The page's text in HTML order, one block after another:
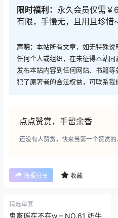
限时福利： 永久会员仅需￥
有限，手慢无，且用且珍惜
声明： 本站所有文章，如无特殊说
任何个人或组织，在未征得本站同
发布本站内容到任何网站、书籍
犯了原著者的合法权益，可联系我
点点赞赏，手留余香
还没有人赞赏，快来当第一个赞赏的
海报分享 收藏
精选单套
鬼畜瑶在不在w – NO.61 奶牛